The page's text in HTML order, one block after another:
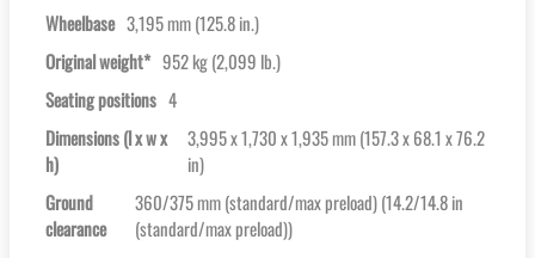
Wheelbase 3,195 mm (125.8 in.)
Original weight* 952 kg (2,099 lb.)
Seating positions 4
Dimensions (l x w x
h)
3,995 x 1,730 x 1,935 mm (157.3 x 68.1 x 76.2
in)
Ground
clearance
360/375 mm (standard/max preload) (14.2/14.8 in
(standard/max preload))